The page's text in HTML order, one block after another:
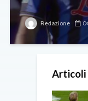
Redazione
Articoli